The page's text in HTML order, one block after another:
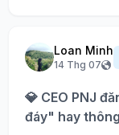
Loan Minh
14 Thg 07
💎 CEO PNJ
đáy" hay